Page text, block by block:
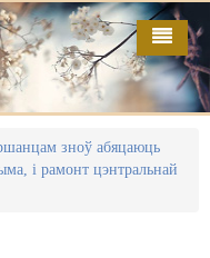
зноў абяцаюць
і рамонт цэнтральнай